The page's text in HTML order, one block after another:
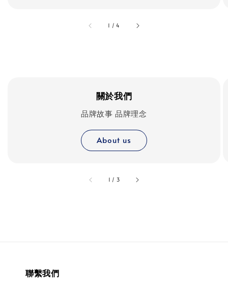
1 /accessibility.of
4
關於我們
品牌故事 品牌理念
About us
1 / accessibility.of
3
聯繫我們